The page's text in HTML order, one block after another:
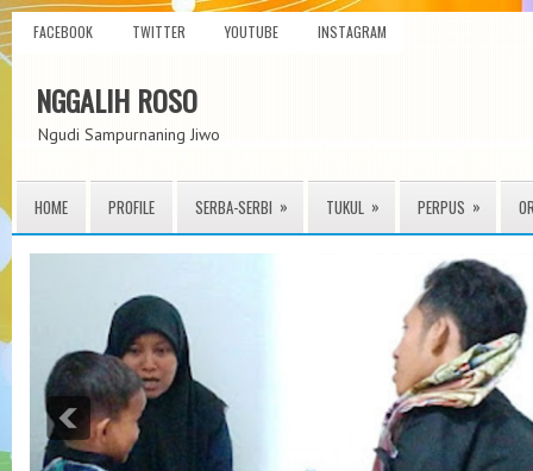
FACEBOOK TWITTER YOUTUBE INSTAGRAM
NGGALIH ROSO
Ngudi Sampurnaning Jiwo
HOME PROFILE SERBA-SERBI » TUKUL » PERPUS »